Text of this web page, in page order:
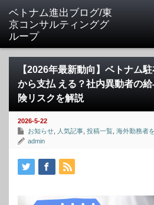
ベトナム進出ブログ/東
京コンサルティンググ
ループ
【2026年最新動向】ベトナム
から支払 える？社内異動者の
険リスクを解説
2026-5-22
お知らせ
人気記事 投稿一覧 海外勤務者
admin